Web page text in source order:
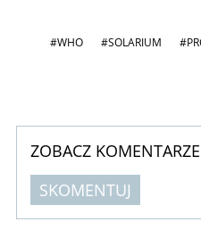
#WHO #SOLARIUM
ZOBACZ
SKOMENTUJ